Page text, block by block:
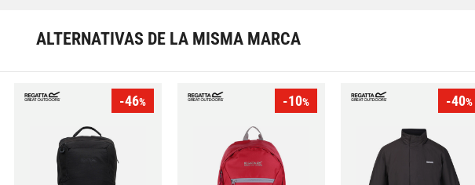
ALTERNATIVAS DE LA MISMA MARCA
-46% -10% -40%